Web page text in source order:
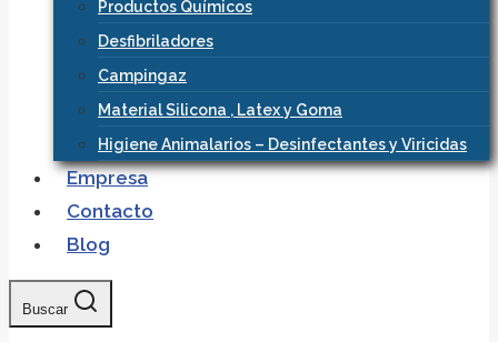
Productos Químicos
Desfibriladores
Campingaz
Material Silicona , Latex y Goma
Higiene Animalarios – Desinfectantes y Viricidas
Empresa
Contacto
Blog
Buscar